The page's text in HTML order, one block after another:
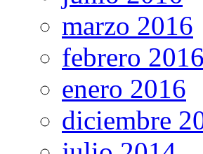
marzo 2016
febrero 2016
enero 2016
diciembre